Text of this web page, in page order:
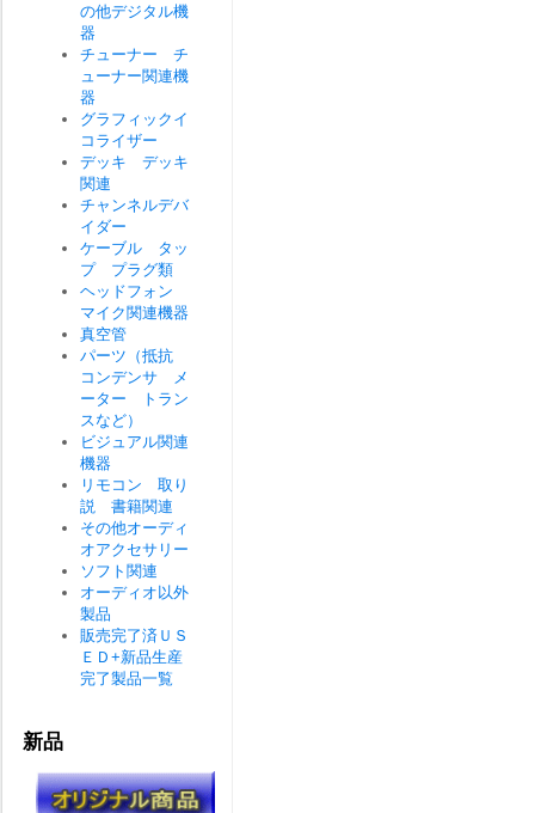
の他デジタル機
器
チューナー チ
ューナー関連機
器
グラフィックイ
コライザー
デッキ デッキ
関連
チャンネルデバ
イダー
ケーブル タッ
プ プラグ類
ヘッドフォン
マイク関連機器
真空管
パーツ（抵抗
コンデンサ メ
ーター トラン
スなど）
ビジュアル関連
機器
リモコン 取り
説 書籍関連
その他オーディ
オアクセサリー
ソフト関連
オーディオ以外
製品
販売完了済ＵＳ
ＥＤ+新品生産
完了製品一覧
新品